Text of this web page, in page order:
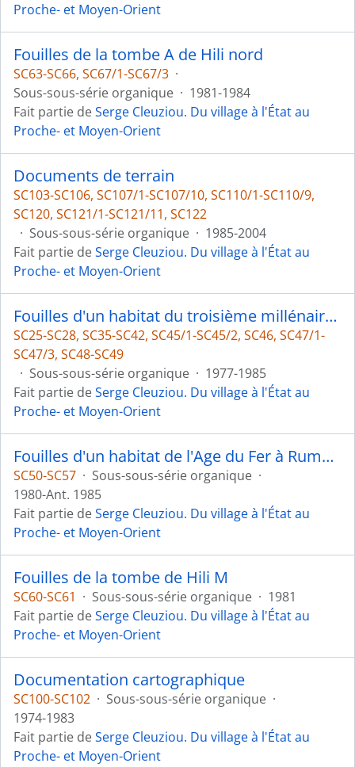
Proche- et Moyen-Orient
Fouilles de la tombe A de Hili nord
SC63-SC66, SC67/1-SC67/3 ·
Sous-sous-série organique · 1981-1984
Fait partie deSerge Cleuziou. Du village à l'État au
Proche- et Moyen-Orient
Documents de terrain
SC103-SC106, SC107/1-SC107/10, SC110/1-SC110/9,
SC120, SC121/1-SC121/11, SC122
· Sous-sous-série organique · 1985-2004
Fait partie deSerge Cleuziou. Du village à l'État au
Proche- et Moyen-Orient
Fouilles d'un habitat du troisième millénaire à Hili 8
SC25-SC28, SC35-SC42, SC45/1-SC45/2, SC46, SC47/1-
SC47/3, SC48-SC49
· Sous-sous-série organique · 1977-1985
Fait partie deSerge Cleuziou. Du village à l'État au
Proche- et Moyen-Orient
Fouilles d'un habitat de l'Age du Fer à Rumeilah
SC50-SC57 · Sous-sous-série organique ·
1980-Ant. 1985
Fait partie deSerge Cleuziou. Du village à l'État au
Proche- et Moyen-Orient
Fouilles de la tombe de Hili M
SC60-SC61 · Sous-sous-série organique · 1981
Fait partie deSerge Cleuziou. Du village à l'État au
Proche- et Moyen-Orient
Documentation cartographique
SC100-SC102 · Sous-sous-série organique ·
1974-1983
Fait partie deSerge Cleuziou. Du village à l'État au
Proche- et Moyen-Orient